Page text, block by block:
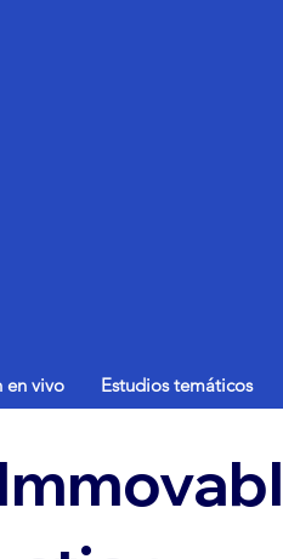
en vivo Estudios temáticos